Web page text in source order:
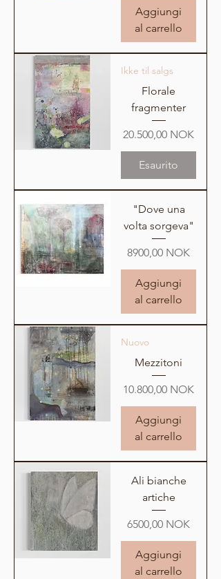
Aggiungi
al carrello
Ikke til salgs
Florale
fragmenter
Prezzo
20.500,00 NOK
Esaurito
"Dove una
volta sorgeva"
Prezzo
8900,00 NOK
Aggiungi
al carrello
Nuovo
Mezzitoni
Prezzo
10.800,00 NOK
Aggiungi
al carrello
Ali bianche
artiche
Prezzo
6500,00 NOK
Aggiungi
al carrello